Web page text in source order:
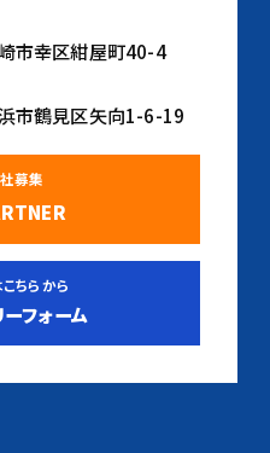
市幸区紺屋町40-4
市鶴見区矢向1-6-19
募集
ちらから
フォーム